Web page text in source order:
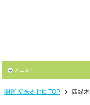
メニュー
開運 福来る info TOP 四緑